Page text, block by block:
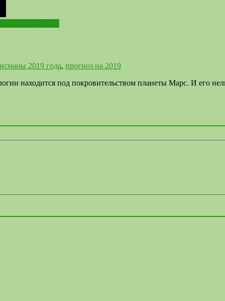
2019 года, прогноз на 2019
находится под покровительством планеты Марс. И его